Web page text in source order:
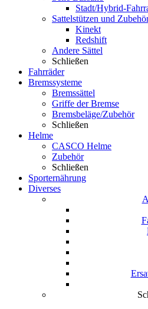
Stadt/Hybrid-
Sattelstützen und
Kinekt
Redshift
Andere Sättel
Schließen
Fahrräder
Bremssysteme
Bremssättel
Griffe der Bremse
Bremsbeläge/Zubehör
Schließen
Helme
CASCO Helme
Zubehör
Schließen
Sporternährung
Diverses